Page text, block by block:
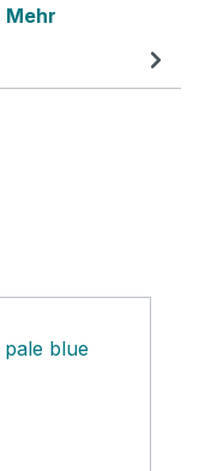
Mehr